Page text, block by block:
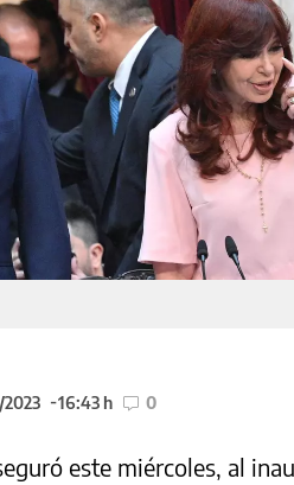
16:43 h 0
este miércoles, al